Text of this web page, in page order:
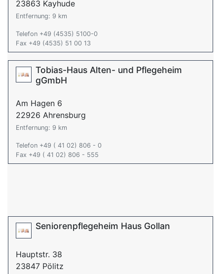
23863 Kayhude
Entfernung: 9 km
Telefon +49 (4535) 5100-0
Fax +49 (4535) 51 00 13
Tobias-Haus Alten- und Pflegeheim
gGmbH
Am Hagen 6
22926 Ahrensburg
Entfernung: 9 km
Telefon +49 ( 41 02) 806 - 0
Fax +49 ( 41 02) 806 - 555
Seniorenpflegeheim Haus Gollan
Hauptstr. 38
23847 Pölitz